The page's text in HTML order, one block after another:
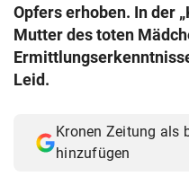
Opfers erhoben. In der
Mutter des toten
Leid.
Kronen Zeitung als
hinzufügen